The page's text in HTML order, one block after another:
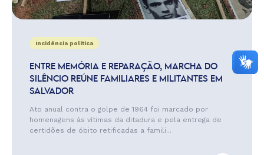
Incidência política
ENTRE MEMÓRIA E REPARAÇÃO, MARCHA DO
SILÊNCIO REÚNE FAMILIARES E MILITANTES EM
SALVADOR
Ato anual contra o golpe de 1964 foi marcado por
homenagens às vítimas da ditadura e pela entrega de
certidões de óbito retificadas a famili...